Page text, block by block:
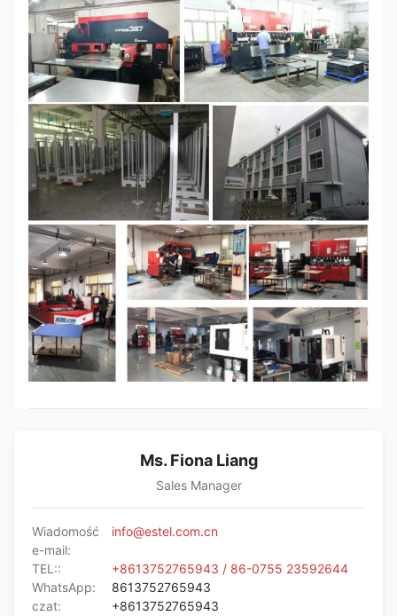
Ms. Fiona Liang
Sales Manager
Wiadomość
e-mail:
info@estel.com.cn
TEL::
+8613752765943 / 86-0755 23592644
WhatsApp:
8613752765943
czat:
+8613752765943